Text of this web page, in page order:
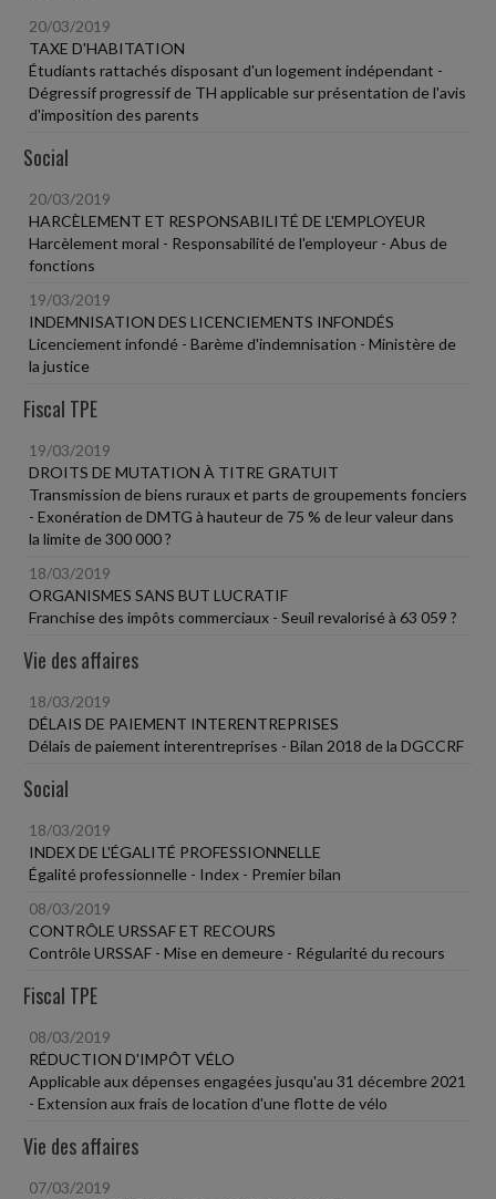
20/03/2019
TAXE D'HABITATION
Étudiants rattachés disposant d'un logement indépendant -
Dégressif progressif de TH applicable sur présentation de l'avis
d'imposition des parents
Social
20/03/2019
HARCÈLEMENT ET RESPONSABILITÉ DE L'EMPLOYEUR
Harcèlement moral - Responsabilité de l'employeur - Abus de
fonctions
19/03/2019
INDEMNISATION DES LICENCIEMENTS INFONDÉS
Licenciement infondé - Barème d'indemnisation - Ministère de
la justice
Fiscal TPE
19/03/2019
DROITS DE MUTATION À TITRE GRATUIT
Transmission de biens ruraux et parts de groupements fonciers
- Exonération de DMTG à hauteur de 75 % de leur valeur dans
la limite de 300 000 ?
18/03/2019
ORGANISMES SANS BUT LUCRATIF
Franchise des impôts commerciaux - Seuil revalorisé à 63 059 ?
Vie des affaires
18/03/2019
DÉLAIS DE PAIEMENT INTERENTREPRISES
Délais de paiement interentreprises - Bilan 2018 de la DGCCRF
Social
18/03/2019
INDEX DE L'ÉGALITÉ PROFESSIONNELLE
Égalité professionnelle - Index - Premier bilan
08/03/2019
CONTRÔLE URSSAF ET RECOURS
Contrôle URSSAF - Mise en demeure - Régularité du recours
Fiscal TPE
08/03/2019
RÉDUCTION D'IMPÔT VÉLO
Applicable aux dépenses engagées jusqu'au 31 décembre 2021
- Extension aux frais de location d'une flotte de vélo
Vie des affaires
07/03/2019